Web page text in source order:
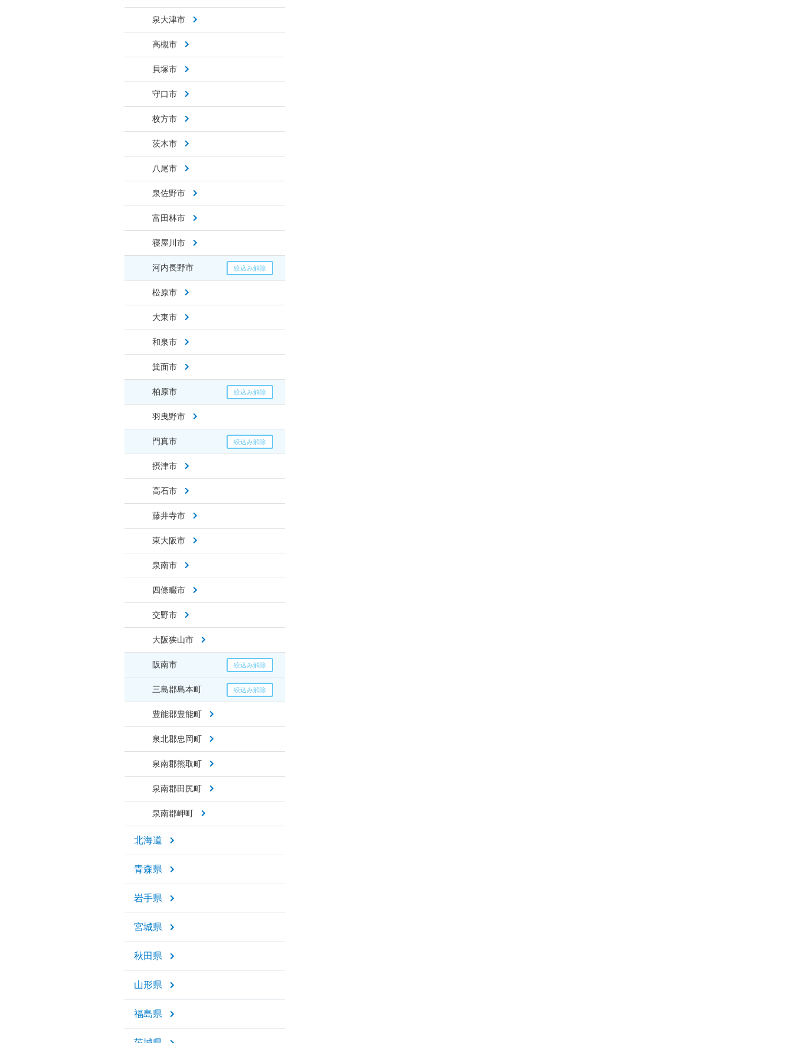
泉大津市
高槻市
貝塚市
守口市
枚方市
茨木市
八尾市
泉佐野市
富田林市
寝屋川市
河内長野市
松原市
大東市
和泉市
箕面市
柏原市
羽曳野市
門真市
摂津市
高石市
藤井寺市
東大阪市
泉南市
四條畷市
交野市
大阪狭山市
阪南市
三島郡島本町
豊能郡豊能町
泉北郡忠岡町
泉南郡熊取町
泉南郡田尻町
泉南郡岬町
北海道
青森県
岩手県
宮城県
秋田県
山形県
福島県